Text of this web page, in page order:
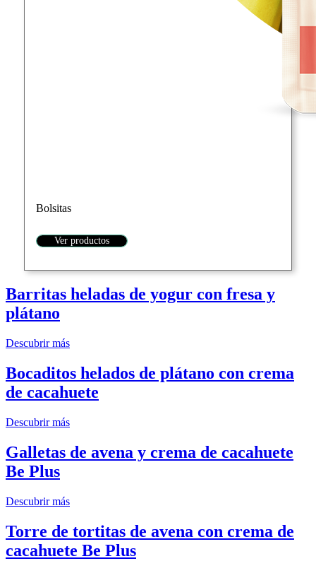
Bolsitas
Ver productos
Barritas heladas de yogur con fresa y
plátano
Descubrir más
Bocaditos helados de plátano con crema
de cacahuete
Descubrir más
Galletas de avena y crema de cacahuete
Be Plus
Descubrir más
Torre de tortitas de avena con crema de
cacahuete Be Plus